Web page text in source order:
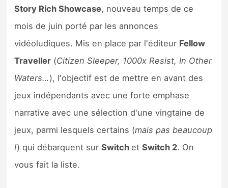
Previews
Précommandes
Précommandes jeux Switch 2
Sorties de jeux
Bons plans
Story Rich Showcase, nouveau temps de ce
mois de juin porté par les annonces
vidéoludiques. Mis en place par l'éditeur Fellow
Traveller (Citizen Sleeper, 1000x Resist, In Other
Waters…), l'objectif est de mettre en avant des
jeux indépendants avec une forte emphase
narrative avec une sélection d'une vingtaine de
jeux, parmi lesquels certains (mais pas beaucoup
!) qui débarquent surSwitchetSwitch 2. On
vous fait la liste.